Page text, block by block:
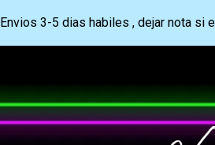
Envios 3-5 dias habiles , dejar nota si